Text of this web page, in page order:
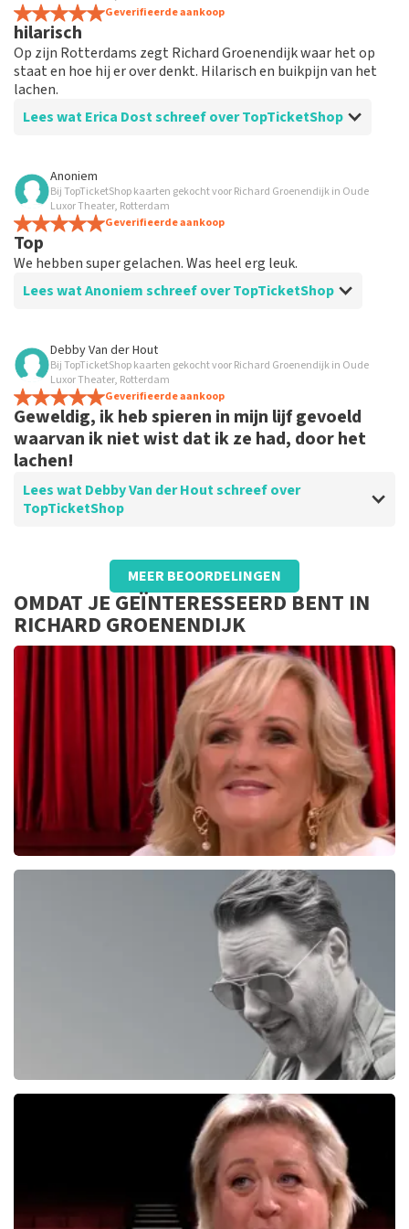
Geverifieerde aankoop
hilarisch
Op zijn Rotterdams zegt Richard Groenendijk waar het op
staat en hoe hij er over denkt. Hilarisch en buikpijn van het
lachen.
Lees wat Erica Dost schreef over TopTicketShop
Beoordeling van Erica Dost over
goede organisatie
Anoniem
Bij TopTicketShop kaarten gekocht voor Richard Groenendijk in Oude
Luxor Theater, Rotterdam
Geverifieerde aankoop
Top
We hebben super gelachen. Was heel erg leuk.
Lees wat Anoniem schreef over TopTicketShop
Beoordeling van Anoniem over
Super!
Debby Van der Hout
Bij TopTicketShop kaarten gekocht voor Richard Groenendijk in Oude
Luxor Theater, Rotterdam
Geverifieerde aankoop
Geweldig, ik heb spieren in mijn lijf gevoeld
waarvan ik niet wist dat ik ze had, door het
lachen!
Lees wat Debby Van der Hout schreef over
TopTicketShop
Beoordeling van Debby Van der Hout overTopTicketShop
Top
MEER BEOORDELINGEN
OMDAT JE GEÏNTERESSEERD BENT IN
RICHARD GROENENDIJK
reviews